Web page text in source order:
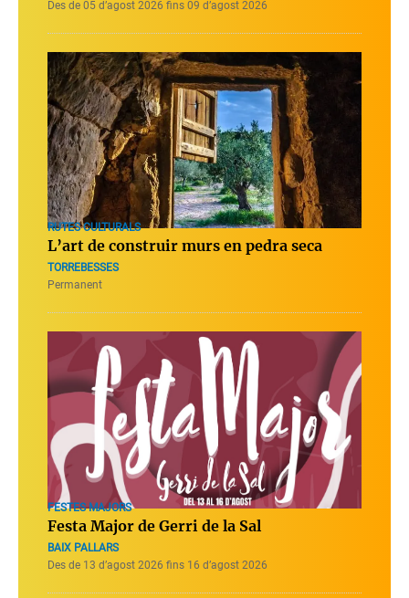
Des de 05 d’agost 2026 fins 09 d’agost 2026
RUTES CULTURALS
L’art de construir murs en pedra seca
TORREBESSES
Permanent
FESTES MAJORS
Festa Major de Gerri de la Sal
BAIX PALLARS
Des de 13 d’agost 2026 fins 16 d’agost 2026